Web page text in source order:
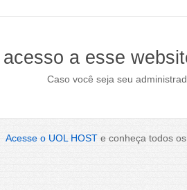
acesso a esse
Caso você seja seu
Acesse o UOL HOST e conheça todos